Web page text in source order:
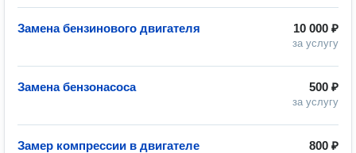
10 000 ₽
за услугу
Замена бензинового двигателя
500 ₽
за услугу
Замена бензонасоса
800 ₽
Замер компрессии в двигателе